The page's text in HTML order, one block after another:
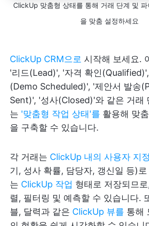
ClickUp 맞춤형 상태를 통해 거래 단계 및
을 맞춤 설정하세요
ClickUp CRM으로 시작해 보세요.
'리드(Lead)', '자격 확인
(Demo Scheduled)', '제안서 발송
Sent)', '성사(Closed)'와 같은 거래
는 '맞춤형 작업 상태'를 활용해 맞
을 구축할 수 있습니다.
각 거래는 ClickUp 내의 사용자 지
기, 성사 확률, 담당자, 갱신일 등)
는 ClickUp 작업 형태로 저장되므
렬, 필터링 및 예측할 수 있습니다.
블, 달력과 같은 ClickUp 뷰를 통해